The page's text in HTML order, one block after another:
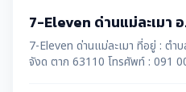
7-Eleven ด่านแม่ละเมา
7-Eleven ด่านแม่ละเมา ที่อยู่ : ตำ
จังด ตาก 63110 โทรศัพท์ : 091